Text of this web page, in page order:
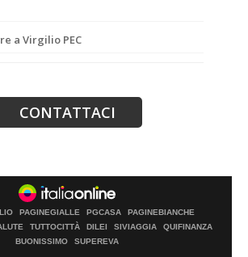
a Virgilio PEC
PAGINEGIALLE PGCASA
PAGINEBIANCHE
TUTTOCITTÀ DILEI SIVIAGGIA
QUIFINANZA
BUONISSIMO
SUPEREVA